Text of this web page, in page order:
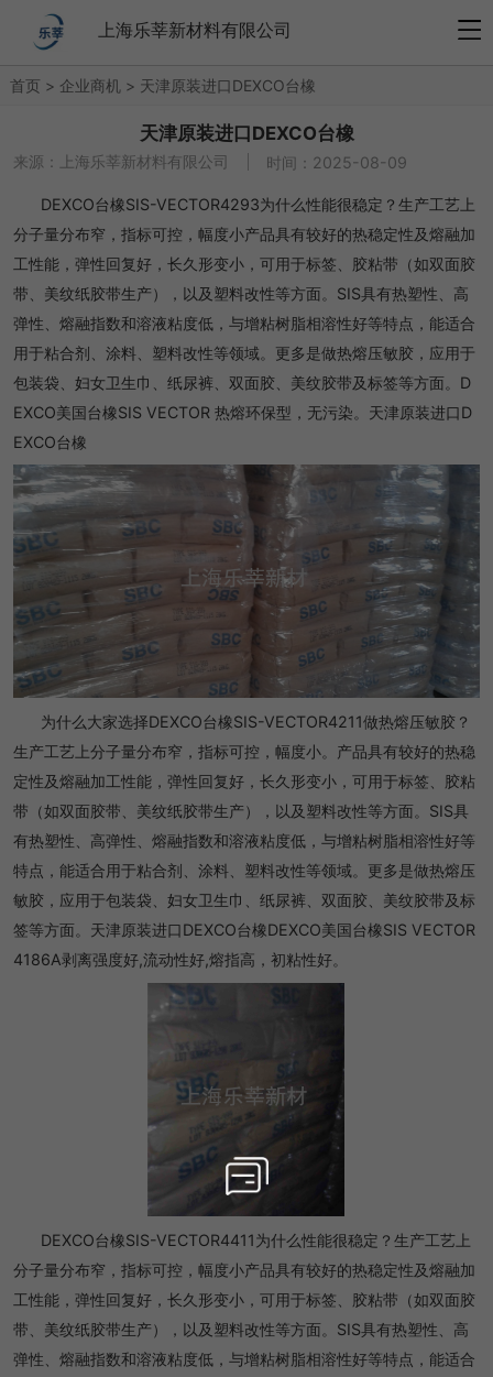
上海乐莘新材料有限公司
首页 > 企业商机 > 天津原装进口DEXCO台橡
天津原装进口DEXCO台橡
来源： 上海乐莘新材料有限公司 时间：2025-08-09
DEXCO台橡SIS-VECTOR4293为什么性能很稳定？生产工艺上
分子量分布窄，指标可控，幅度小产品具有较好的热稳定性及熔融加
工性能，弹性回复好，长久形变小，可用于标签、胶粘带（如双面胶
带、美纹纸胶带生产），以及塑料改性等方面。SIS具有热塑性、高
弹性、熔融指数和溶液粘度低，与增粘树脂相溶性好等特点，能适合
用于粘合剂、涂料、塑料改性等领域。更多是做热熔压敏胶，应用于
包装袋、妇女卫生巾、纸尿裤、双面胶、美纹胶带及标签等方面。D
EXCO美国台橡SIS VECTOR 热熔环保型，无污染。天津原装进口D
EXCO台橡
为什么大家选择DEXCO台橡SIS-VECTOR4211做热熔压敏胶？
生产工艺上分子量分布窄，指标可控，幅度小。产品具有较好的热稳
定性及熔融加工性能，弹性回复好，长久形变小，可用于标签、胶粘
带（如双面胶带、美纹纸胶带生产），以及塑料改性等方面。SIS具
有热塑性、高弹性、熔融指数和溶液粘度低，与增粘树脂相溶性好等
特点，能适合用于粘合剂、涂料、塑料改性等领域。更多是做热熔压
敏胶，应用于包装袋、妇女卫生巾、纸尿裤、双面胶、美纹胶带及标
签等方面。天津原装进口DEXCO台橡DEXCO美国台橡SIS VECTOR
4186A剥离强度好,流动性好,熔指高，初粘性好。
DEXCO台橡SIS-VECTOR4411为什么性能很稳定？生产工艺上
分子量分布窄，指标可控，幅度小产品具有较好的热稳定性及熔融加
工性能，弹性回复好，长久形变小，可用于标签、胶粘带（如双面胶
带、美纹纸胶带生产），以及塑料改性等方面。SIS具有热塑性、高
弹性、熔融指数和溶液粘度低，与增粘树脂相溶性好等特点，能适合